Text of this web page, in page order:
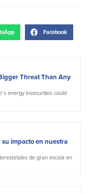
Facebook
Threat Than Any
energy insecurities could
su impacto en nuestra
de gran escala en